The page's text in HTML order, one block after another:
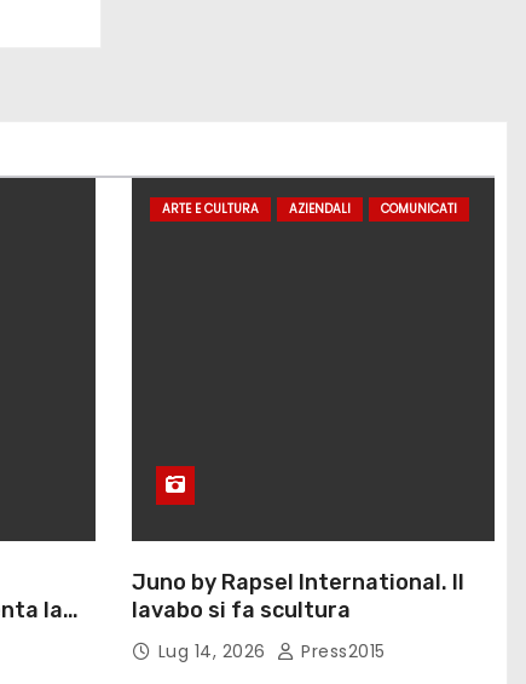
la
ARTE E CULTURA AZIENDALI COMUNICATI
Juno by Rapsel International. Il
lavabo si fa scultura
Lug 14, 2026 Press2015